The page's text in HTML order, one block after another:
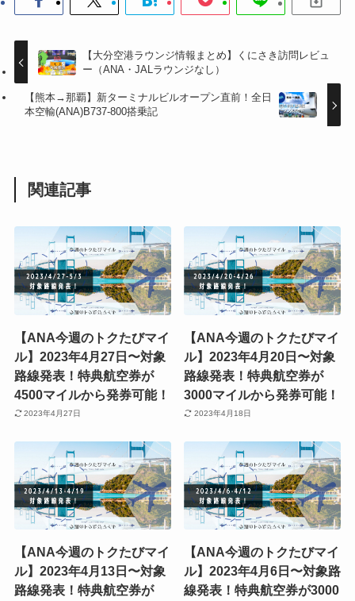
【大分空港ラウンジ情報まとめ】くにさき訪問レビュ
ー（ANA・JALラウンジなし）
【熊本→那覇】新ターミナルビルオープン直前！全日
本空輸(ANA)B737-800搭乗記
関連記事
【ANA今週のトクたびマイ
ル】2023年4月27日〜対象
路線発表！特典航空券が
4500マイルから発券可能！
2023年4月27日
【ANA今週のトクたびマイ
ル】2023年4月20日〜対象
路線発表！特典航空券が
3000マイルから発券可能！
2023年4月18日
【ANA今週のトクたびマイ
ル】2023年4月13日〜対象
路線発表！特典航空券が
【ANA今週のトクたびマイ
ル】2023年4月6日〜対象路
線発表！特典航空券が3000